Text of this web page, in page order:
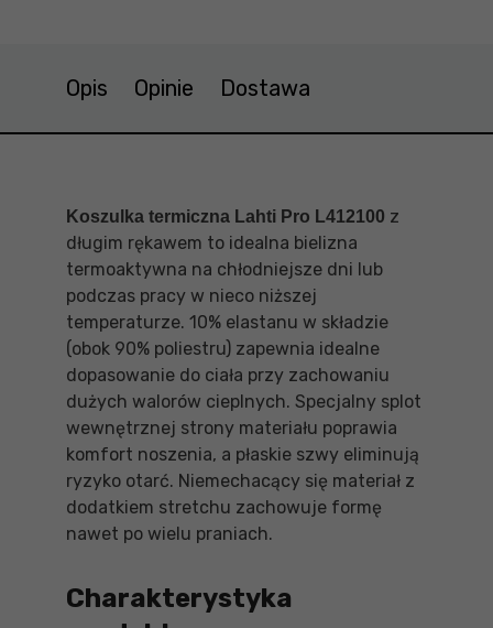
Opis Opinie Dostawa
Koszulka termiczna Lahti Pro L412100 z
długim rękawem to idealna bielizna
termoaktywna na chłodniejsze dni lub
podczas pracy w nieco niższej
temperaturze. 10% elastanu w składzie
(obok 90% poliestru) zapewnia idealne
dopasowanie do ciała przy zachowaniu
dużych walorów cieplnych. Specjalny splot
wewnętrznej strony materiału poprawia
komfort noszenia, a płaskie szwy eliminują
ryzyko otarć. Niemechacący się materiał z
dodatkiem stretchu zachowuje formę
nawet po wielu praniach.
Charakterystyka